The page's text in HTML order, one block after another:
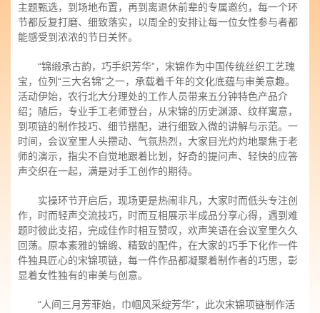
主题甄选，到场地布置，再到离退休前辈的专属邀约，每一个环
节都反复打磨、细致落实，以周全的安排让每一位女性参与者都
能感受到浓浓的节日关怀。
“锦缎承古韵，巧手织芳华”，宋锦作为中国传统丝织工艺瑰
宝，位列“三大名锦”之一，承载着千年的文化底蕴与审美意趣。
活动伊始，农行北大分理处的工作人员带来五分钟特色产品介
绍；随后，专业手工老师登台，从宋锦的历史渊源、纹样寓意，
到项链的制作技巧、细节搭配，进行细致入微的讲解与示范。一
时间，会议室里人头攒动、气氛热烈，大家目光灼灼地聚焦于老
师的演示，指尖不自觉地跟着比划，好奇的提问声、轻快的应答
声交织在一起，满是对手工创作的期待。
实操环节开启后，现场更是热闹非凡，大家时而低头专注创
作，时而轻声交流技巧，时而互相展示半成品分享心得，遇到难
题时彼此支招，完成佳作时相互赞叹，欢声笑语在会议室里久久
回荡。原本素雅的锦缎、精致的配件，在大家的巧手下化作一件
件独具匠心的宋锦项链，每一件作品都凝聚着制作者的巧思，彰
显着女性独有的审美与创意。
“人间三月芳菲始，巾帼风采绽芳华”，此次宋锦项链制作活